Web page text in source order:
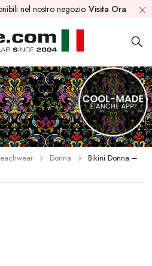
nel nostro negozio Visita Ora
Donna
Bikini Donna –